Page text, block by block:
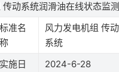
动系统润滑油在线状态监
标准名
称
风力发电机组 传
系统
实施日
2024-6-28